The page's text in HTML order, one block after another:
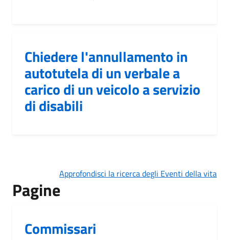
Chiedere l'annullamento in
autotutela di un verbale a
carico di un veicolo a servizio
di disabili
Approfondisci la ricerca degli Eventi della vita
Pagine
Commissari